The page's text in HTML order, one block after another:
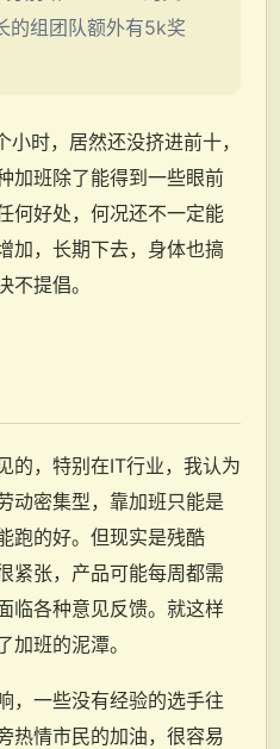
的组团队额外有5k奖
时，居然还没挤进前十，
加班除了能得到一些眼前
何好处，何况还不一定能
加，长期下去，身体也搞
提倡。
的，特别在IT行业，我认为
动密集型，靠加班只能是
跑的好。但现实是残酷
紧张，产品可能每周都需
临各种意见反馈。就这样
加班的泥潭。
，一些没有经验的选手往
热情市民的加油，很容易